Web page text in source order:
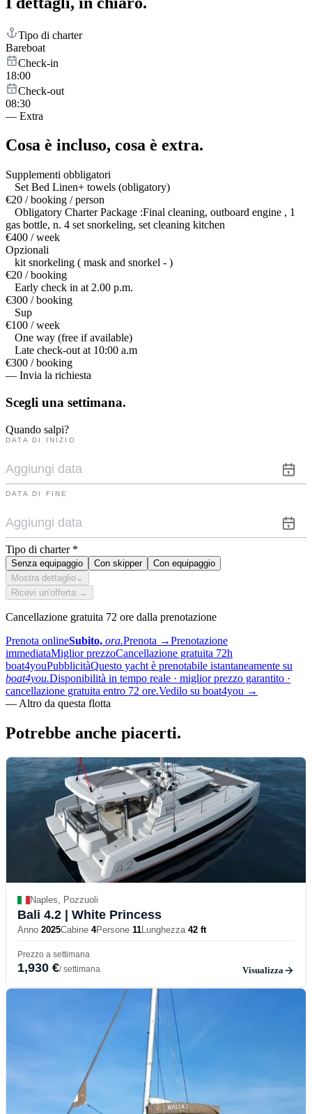
Tipo di charter
Bareboat
Check-in
18:00
Check-out
08:30
— Extra
Cosa è incluso, cosa è extra.
Supplementi obbligatori
Set Bed Linen+ towels (obligatory)
€20 / booking / person
Obligatory Charter Package :Final cleaning, outboard engine , 1
gas bottle, n. 4 set snorkeling, set cleaning kitchen
€400 / week
Opzionali
kit snorkeling ( mask and snorkel - )
€20 / booking
Early check in at 2.00 p.m.
€300 / booking
Sup
€100 / week
One way (free if available)
Late check-out at 10:00 a.m
€300 / booking
— Invia la richiesta
Scegli una settimana.
Quando salpi?
DATA DI INIZIO
DATA DI FINE
Tipo di charter *
Senza equipaggio Con skipper
Con equipaggio
Mostra dettaglio ⌄
Ricevi un'offerta →
Cancellazione gratuita 72 ore dalla prenotazione
Prenota onlineSubito, ora.Prenota →Prenotazione
immediataMiglior prezzoCancellazione gratuita 72h
boat4youPubblicitàQuesto yacht è prenotabile istantaneamente su
boat4you.Disponibilità in tempo reale · miglior prezzo garantito ·
cancellazione gratuita entro 72 ore.Vedilo su boat4you →
— Altro da questa flotta
Potrebbe anche piacerti.
Naples, Pozzuoli
Bali 4.2 | White Princess
Anno 2025Cabine 4Persone 11Lunghezza 42 ft
Prezzo a settimana
1,930 €/ settimana Visualizza